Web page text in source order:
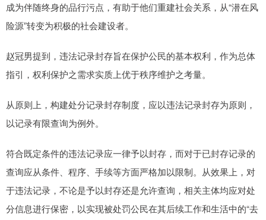
成为伴随终身的品行污点，有助于他们重建社会关系，从“潜在风
险源”转变为积极的社会建设者。
赵冠男提到，违法记录封存旨在保护公民的基本权利，作为总体
指引，权利保护之需求实质上优于秩序维护之考量。
从原则上，构建处分记录封存制度，应以违法记录封存为原则，
以记录有限查询为例外。
符合既定条件的违法记录应一律予以封存，而对于已封存记录的
查询应从条件、程序、手续等方面严格加以限制。从效果上，对
于违法记录，不论是予以封存还是允许查询，相关主体均应对处
分信息进行保密，以实现被处罚公民在其后续工作和生活中的“去